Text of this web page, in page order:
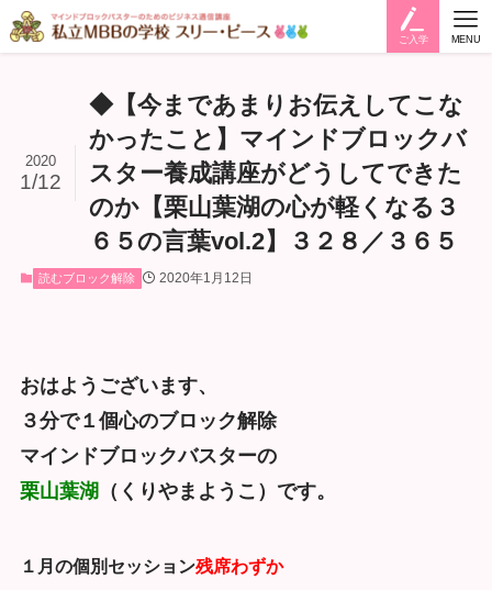
ご入学 MENU
◆【今まであまりお伝えしてこな
かったこと】マインドブロックバ
スター養成講座がどうしてできた
のか【栗山葉湖の心が軽くなる３
６５の言葉vol.2】３２８／３６５
2020
1/12
読むブロック解除 2020年1月12日
おはようございます、
３分で１個心のブロック解除
マインドブロックバスターの
栗山葉湖 （くりやまようこ）です。
１月の個別セッション残席わずか